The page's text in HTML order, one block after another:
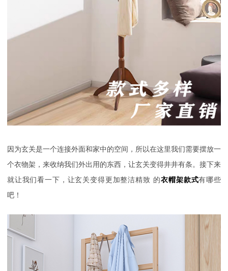
因为玄关是一个连接外面和家中的空间，所以在这里我们需要摆放一
个衣物架，来收纳我们外出用的东西，让玄关变得井井有条。接下来
就让我们看一下， 让玄关变得更加整洁精致 的衣帽架款式有哪些
吧！